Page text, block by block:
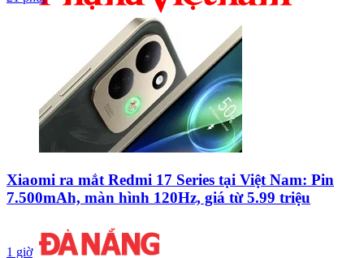
Xiaomi ra mắt Redmi 17 Series tại Việt Nam: Pin
7.500mAh, màn hình 120Hz, giá từ 5.99 triệu
1 giờ